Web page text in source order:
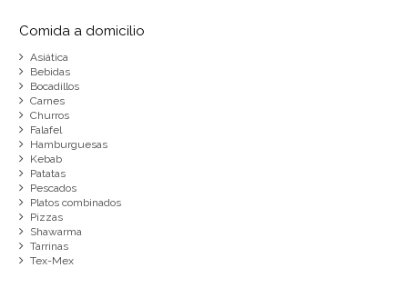
Comida a domicilio
Asiática
Bebidas
Bocadillos
Carnes
Churros
Falafel
Hamburguesas
Kebab
Patatas
Pescados
Platos combinados
Pizzas
Shawarma
Tarrinas
Tex-Mex